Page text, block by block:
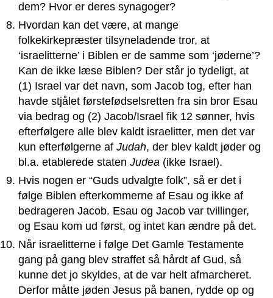
dem? Hvor er deres synagoger?
Hvordan kan det være, at mange
folkekirkepræster tilsyneladende tror, at
‘israelitterne’ i Biblen er de samme som ‘jøderne’?
Kan de ikke læse Biblen? Der står jo tydeligt, at
(1) Israel var det navn, som Jacob tog, efter han
havde stjålet førstefødselsretten fra sin bror Esau
via bedrag og (2) Jacob/Israel fik 12 sønner, hvis
efterfølgere alle blev kaldt israelitter, men det var
kun efterfølgerne af Judah, der blev kaldt jøder og
bl.a. etablerede staten Judea (ikke Israel).
Hvis nogen er “Guds udvalgte folk”, så er det i
følge Biblen efterkommerne af Esau og ikke af
bedrageren Jacob. Esau og Jacob var tvillinger,
og Esau kom ud først, og intet kan ændre på det.
Når israelitterne i følge Det Gamle Testamente
gang på gang blev straffet så hårdt af Gud, så
kunne det jo skyldes, at de var helt afmarcheret.
Derfor måtte jøden Jesus på banen, rydde op og